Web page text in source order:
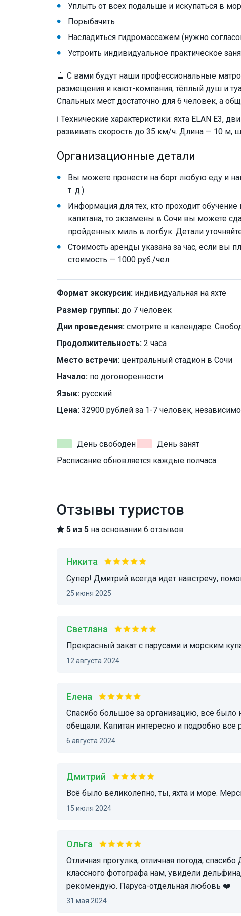
Уплыть от всех подальше и искупаться в
Порыбачить
Насладиться гидромассажем (нужно
Устроить индивидуальное практическое
🚿 С вами будут наши профессиональные
размещения и кают-компания, тёплый душ и
Спальных мест достаточно для 6 человек, а
ℹ️ Технические характеристики: яхта ELAN E3,
развивать скорость до 35 км/ч. Длина — 10 м,
Организационные детали
Вы можете пронести на борт любую еду и
т. д.)
Информация для тех, кто проходит обучение
капитана, то экзамены в Сочи вы можете
пройденных миль в логбук. Детали
Стоимость аренды указана за час, если вы
стоимость — 1000 руб./чел.
Формат экскурсии: индивидуальная на яхте
Размер группы: до 7 человек
Дни проведения: смотрите в календаре.
Продолжительность: 2 часа
Место встречи: центральный стадион в Сочи
Начало: по договоренности
Язык: русский
Цена: 32900 рублей за 1-7 человек,
День свободен
День занят
Расписание обновляется каждые полчаса.
Отзывы туристов
5 из 5 на основании 6 отзывов
никита
супер! Дмитрий всегда идет навстречу,
25 июня 2025
Светлана
Прекрасный закат с парусами и морским
12 августа 2024
Елена
Спасибо большое за организацию, все было на уровне, яхта была именно та, которую и
обещали. Капитан интересно и подробно все
6 августа 2024
Дмитрий
Всё было великолепно, ты, яхта и море.
15 июля 2024
Ольга
Отличная прогулка, отличная погода, спасибо Дмитрию за организацию, посоветовал
классного фотографа нам, увидели
рекомендую. Паруса-отдельная любовь ❤️
31 мая 2024